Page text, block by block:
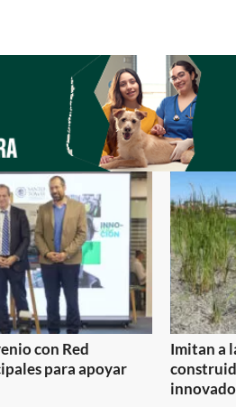
con Red
para apoyar
Imitan a